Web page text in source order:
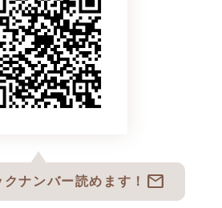
ナンバー読めます！ mail